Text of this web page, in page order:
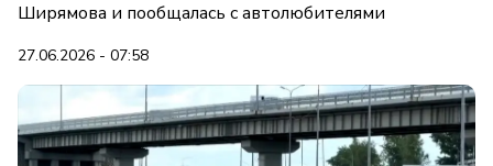
Ширямова и пообщалась с автолюбителями
27.06.2026 - 07:58